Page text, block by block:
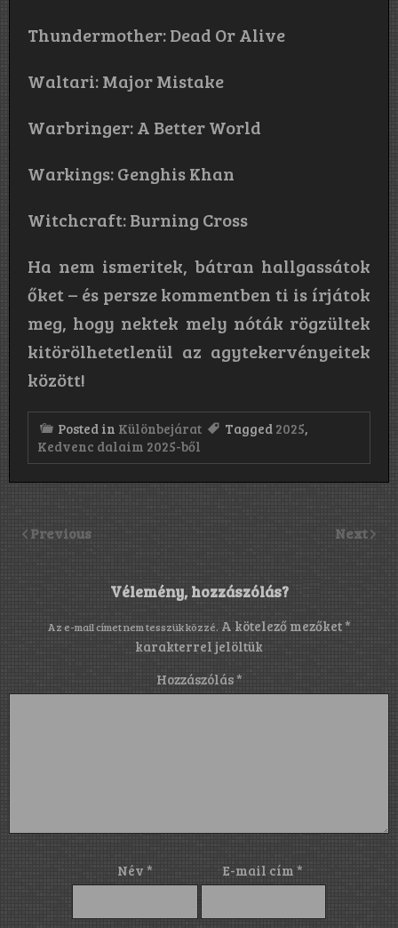
Thundermother: Dead Or Alive
Waltari: Major Mistake
Warbringer: A Better World
Warkings: Genghis Khan
Witchcraft: Burning Cross
Ha nem ismeritek, bátran hallgassátok
őket – és persze kommentben ti is írjátok
meg, hogy nektek mely nóták rögzültek
kitörölhetetlenül az agytekervényeitek
között!
Posted in Különbejárat Tagged 2025,
Kedvenc dalaim 2025-ből
Previous Next
Vélemény, hozzászólás?
Az e-mail címet nem tesszük közzé. A kötelező mezőket *
karakterrel jelöltük
Hozzászólás *
Név * E-mail cím*